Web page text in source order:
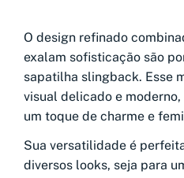
O design refinado
exalam sofisticação são
sapatilha slingback. Esse
visual delicado e
um toque de charme e
Sua versatilidade é
diversos looks, seja para